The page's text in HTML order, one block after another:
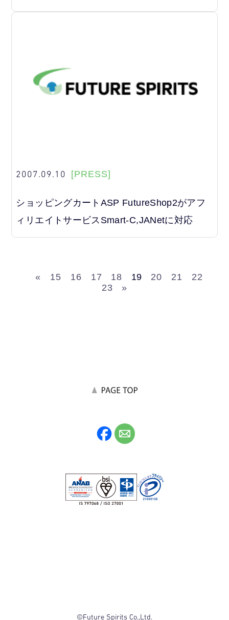
2007.09.10 [PRESS]
ショッピングカートASP FutureShop2がアフ
ィリエイトサービスSmart-C,JANetに対応
« 15 16 17 18 19 20 21
22
23
»
©Future Spirits Co.,Ltd.